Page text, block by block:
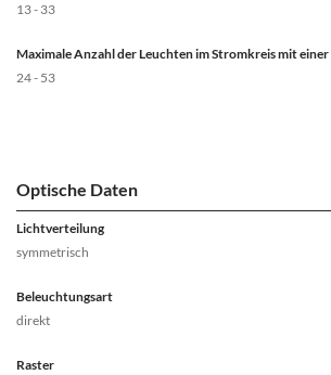
13 - 33
Maximale Anzahl der Leuchten im Stromkreis mit
24 - 53
Optische Daten
Lichtverteilung
symmetrisch
Beleuchtungsart
direkt
Raster